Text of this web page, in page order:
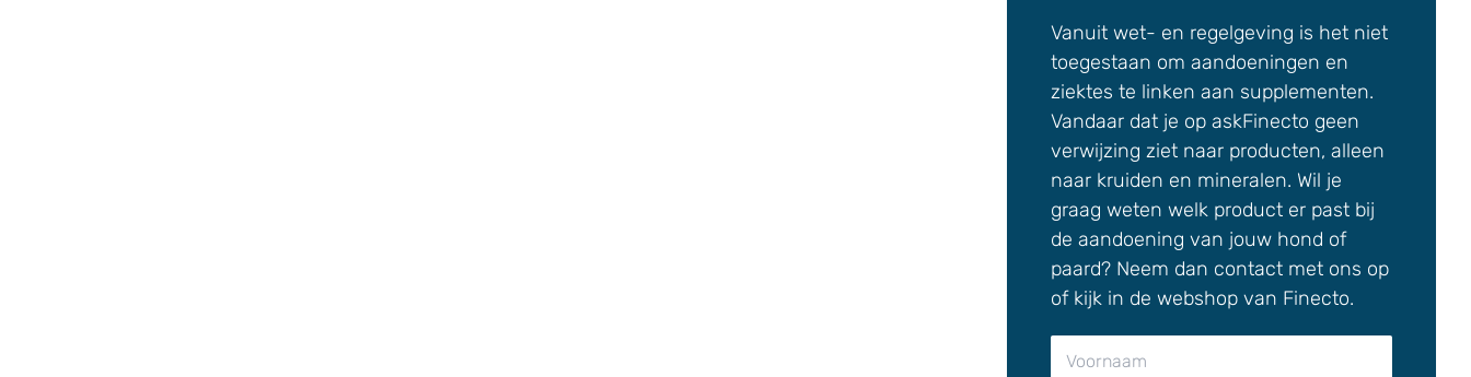
Vanuit wet- en regelgeving is het niet
toegestaan om aandoeningen en
ziektes te linken aan supplementen.
Vandaar dat je op askFinecto geen
verwijzing ziet naar producten, alleen
naar kruiden en mineralen. Wil je
graag weten welk product er past bij
de aandoening van jouw hond of
paard? Neem dan contact met ons op
of kijk in de webshop van Finecto.